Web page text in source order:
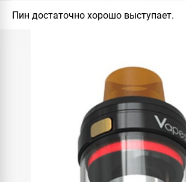
Пин достаточно хорошо выступает.